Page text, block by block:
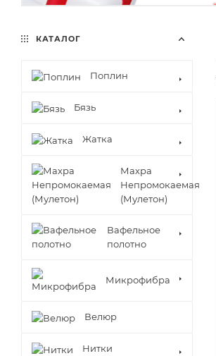
КАТАЛОГ
Поплин
Бязь
Жатка
Махра
Непромокаемая
(Мулетон)
Вафельное
полотно
Микрофибра
Велюр
Нитки